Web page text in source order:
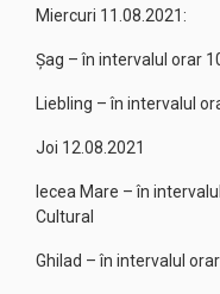
Miercuri 11.08.2021:
Șag – în intervalul orar
Liebling – în intervalul
Joi 12.08.2021
Iecea Mare – în
Cultural
Ghilad – în intervalul